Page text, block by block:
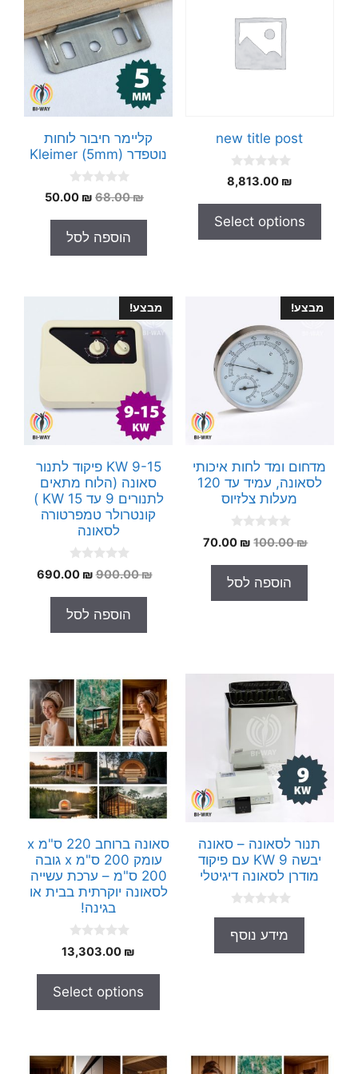
new title post
0
o
o
5
8,813.00 ₪
Select options
קליימר חיבור לוחות
נוטפדר Kleimer (5mm)
0
o
o
5
68.00₪
המחיר
היה:
68.00 ₪.
50.00 ₪
המחיר
הוספה לסל
מבצע!
מדחום ומד לחות איכותי
לסאונה, עמיד עד 120
מעלות צלזיוס
0
o
o
5
100.00₪
המחיר
היה:
100.00 ₪.
70.00 ₪
המחיר
הוספה לסל
מבצע!
9-15 KW פיקוד לתנור
סאונה (הלוח מתאים
לתנורים 9 עד 15 KW )
קונטרולר טמפרטורה
לסאונה
0
o
o
5
900.00₪
המחיר
היה:
900.00 ₪.
690.00 ₪
המחיר
הוספה לסל
תנור לסאונה – סאונה
יבשה 9 KW עם פיקוד
מודרן לסאונה דיגיטלי
uמידע נוסף
סאונה ברוחב 220 ס"מ x
עומק 200 ס"מ x גובה
200 ס"מ – ערכת עשייה
לסאונה יוקרתית בבית או
בגינה!
o
o
5
13,303.00 ₪
Select options